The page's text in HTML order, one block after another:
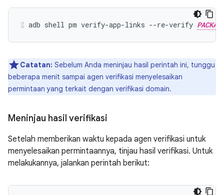
adb shell pm verify-app-links --re-verify
Catatan: Sebelum Anda meninjau hasil perintah ini, tunggu
beberapa menit sampai agen verifikasi menyelesaikan
permintaan yang terkait dengan verifikasi domain.
Meninjau hasil verifikasi
Setelah memberikan waktu kepada agen verifikasi untuk
menyelesaikan permintaannya, tinjau hasil verifikasi. Untuk
melakukannya, jalankan perintah berikut: